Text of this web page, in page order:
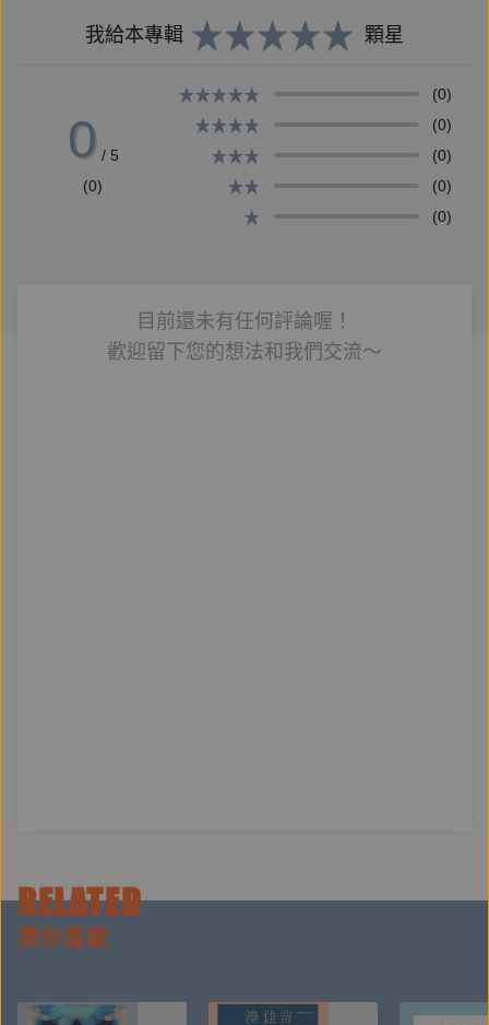
我給本專輯 顆星
0 / 5
(0)
(0)
(0)
(0)
(0)
(0)
目前還未有任何評論喔！
歡迎留下您的想法和我們交流～
RELATED
猜你喜歡